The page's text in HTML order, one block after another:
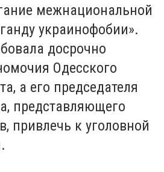
межнациональной
украинофобии».
досрочно
Одесского
а его председателя
представляющего
привлечь к уголовной